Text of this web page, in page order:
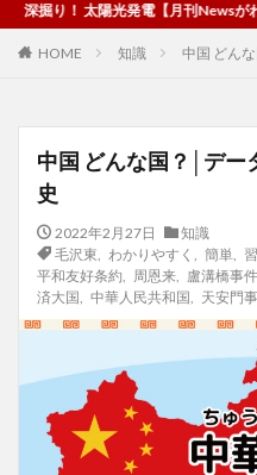
太陽光発電【月刊Newsがわかる９月
HOME 知識 中国 どん
中国 どんな国？│デー
史
2022年2月27日
知識
毛沢東
わかりやすく 簡単
平和友好条約
周恩来 盧溝橋事件
済大国
中華人民共和国 天安門